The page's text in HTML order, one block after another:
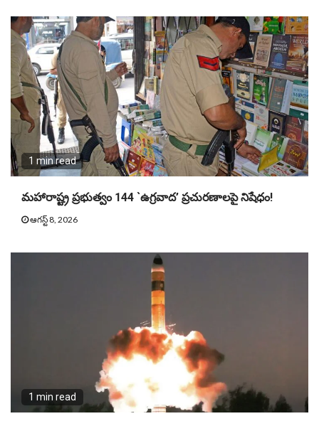
1 min read
మహారాష్ట్ర ప్రభుత్వం 144 `ఉగ్రవాద’ ప్రచురణాలపై నిషేధం!
ఆగస్ట్ 8, 2026
1 min read